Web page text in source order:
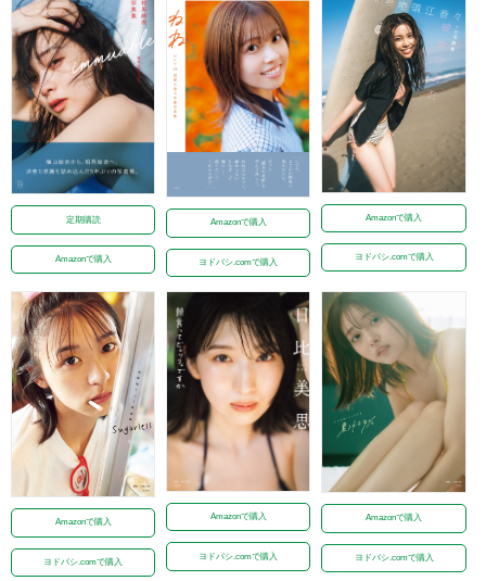
定期購読
Amazonで購入
Amazonで購入
ヨドバシ.comで購入
Amazonで購入
ヨドバシ.comで購入
Amazonで購入
ヨドバシ.comで購入
Amazonで購入
ヨドバシ.comで購入
Amazonで購入
ヨドバシ.comで購入